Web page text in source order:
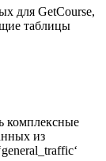
для GetCourse,
таблицы
комплексные
из
general_traffic‘